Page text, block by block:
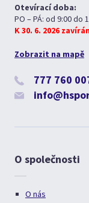
Otevírací doba:
PO – PÁ: od 9:00 do
K 30. 6. 2026
Zobrazit na mapě
777 760
O společnosti
O nás